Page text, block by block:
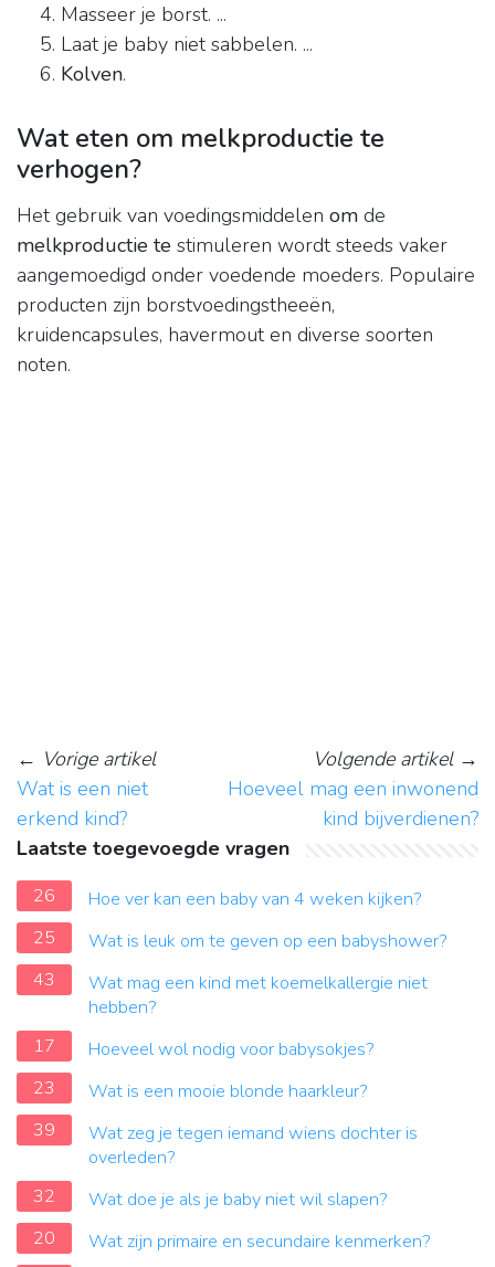
Masseer je borst. ...
Laat je baby niet sabbelen. ...
Kolven.
Wat eten om melkproductie te
verhogen?
Het gebruik van voedingsmiddelen om de
melkproductie te stimuleren wordt steeds vaker
aangemoedigd onder voedende moeders. Populaire
producten zijn borstvoedingstheeën,
kruidencapsules, havermout en diverse soorten
noten.
← Vorige artikel
Wat is een niet
erkend kind?
Volgende artikel→
Hoeveel mag een inwonend
kind bijverdienen?
Laatste toegevoegde vragen
26
Hoe ver kan een baby van 4 weken kijken?
25
Wat is leuk om te geven op een babyshower?
43
Wat mag een kind met koemelkallergie niet
hebben?
17
Hoeveel wol nodig voor babysokjes?
23
Wat is een mooie blonde haarkleur?
39
Wat zeg je tegen iemand wiens dochter is
overleden?
32
Wat doe je als je baby niet wil slapen?
20
Wat zijn primaire en secundaire kenmerken?